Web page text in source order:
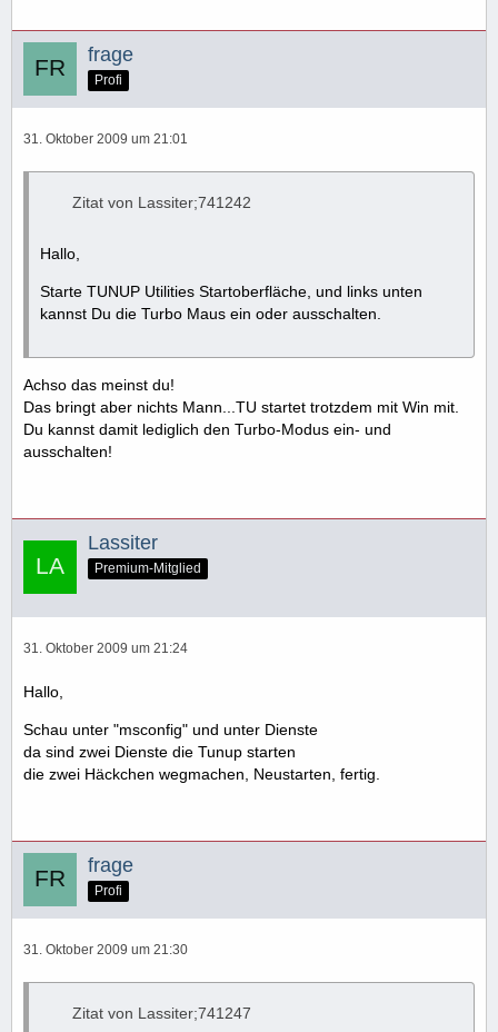
frage
Profi
31. Oktober 2009 um 21:01
Zitat von Lassiter;741242
Hallo,
Starte TUNUP Utilities Startoberfläche, und links unten
kannst Du die Turbo Maus ein oder ausschalten.
Achso das meinst du!
Das bringt aber nichts Mann...TU startet trotzdem mit Win mit.
Du kannst damit lediglich den Turbo-Modus ein- und
ausschalten!
Lassiter
Premium-Mitglied
31. Oktober 2009 um 21:24
Hallo,
Schau unter "msconfig" und unter Dienste
da sind zwei Dienste die Tunup starten
die zwei Häckchen wegmachen, Neustarten, fertig.
frage
Profi
31. Oktober 2009 um 21:30
Zitat von Lassiter;741247